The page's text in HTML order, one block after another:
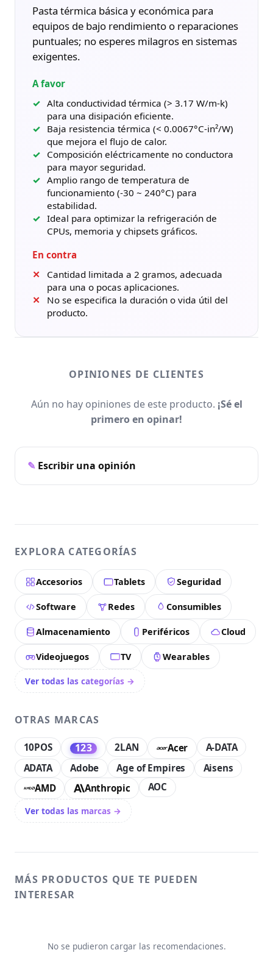
Pasta térmica básica y económica para
equipos de bajo rendimiento o reparaciones
puntuales; no esperes milagros en sistemas
exigentes.
A favor
Alta conductividad térmica (> 3.17 W/m-k)
para una disipación eficiente.
Baja resistencia térmica (< 0.0067°C-in²/W)
que mejora el flujo de calor.
Composición eléctricamente no conductora
para mayor seguridad.
Amplio rango de temperatura de
funcionamiento (-30 ~ 240°C) para
estabilidad.
Ideal para optimizar la refrigeración de
CPUs, memoria y chipsets gráficos.
En contra
Cantidad limitada a 2 gramos, adecuada
para una o pocas aplicaciones.
No se especifica la duración o vida útil del
producto.
OPINIONES DE CLIENTES
Aún no hay opiniones de este producto. ¡Sé el
primero en opinar!
Escribir una opinión
EXPLORA CATEGORÍAS
Accesorios Tablets Seguridad
Software Redes Consumibles
Almacenamiento Periféricos Cloud
Videojuegos TV Wearables
Ver todas las categorías →
OTRAS MARCAS
10POS 123 2LAN Acer
A-DATA
ADATA
Adobe Age of Empires
Aisens
AMD
Anthropic AOC
Ver todas las marcas →
MÁS PRODUCTOS QUE TE PUEDEN
INTERESAR
No se pudieron cargar las recomendaciones.